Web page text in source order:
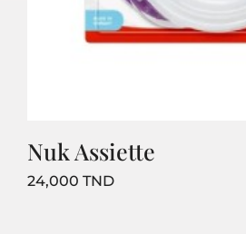
Nuk Assiette
24,000 TNDPrix